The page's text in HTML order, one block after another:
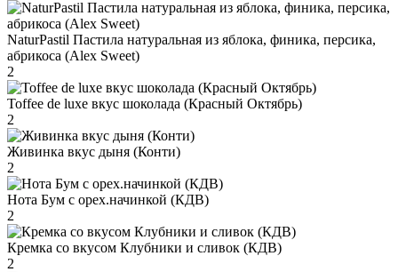
NaturPastil Пастила натуральная из яблока, финика, персика,
абрикоса (Alex Sweet)
2
Toffee de luxe вкус шоколада (Красный Октябрь)
2
Живинка вкус дыня (Конти)
2
Нота Бум с орех.начинкой (КДВ)
2
Кремка со вкусом Клубники и сливок (КДВ)
2